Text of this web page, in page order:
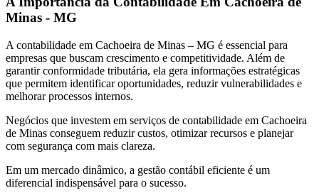
Minas - MG
A contabilidade em Cachoeira de Minas – MG é essencial para
empresas que buscam crescimento e competitividade. Além de
garantir conformidade tributária, ela gera informações estratégicas
que permitem identificar oportunidades, reduzir vulnerabilidades e
melhorar processos internos.
Negócios que investem em serviços de contabilidade em Cachoeira
de Minas conseguem reduzir custos, otimizar recursos e planejar
com segurança com mais clareza.
Em um mercado dinâmico, a gestão contábil eficiente é um
diferencial indispensável para o sucesso.